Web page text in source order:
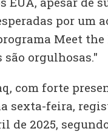
por um
Meet the
são orgulhosas."
com forte
sexta-feira,
de 2025,